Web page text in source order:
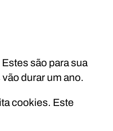
são para sua
durar um ano.
cookies. Este